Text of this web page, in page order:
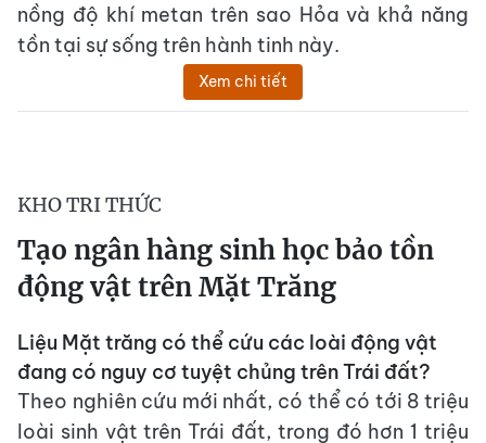
nồng độ khí metan trên sao Hỏa và khả năng
tồn tại sự sống trên hành tinh này.
Xem chi tiết
KHO TRI THỨC
Tạo ngân hàng sinh học bảo tồn
động vật trên Mặt Trăng
Liệu Mặt trăng có thể cứu các loài động vật
đang có nguy cơ tuyệt chủng trên Trái đất?
Theo nghiên cứu mới nhất, có thể có tới 8 triệu
loài sinh vật trên Trái đất, trong đó hơn 1 triệu